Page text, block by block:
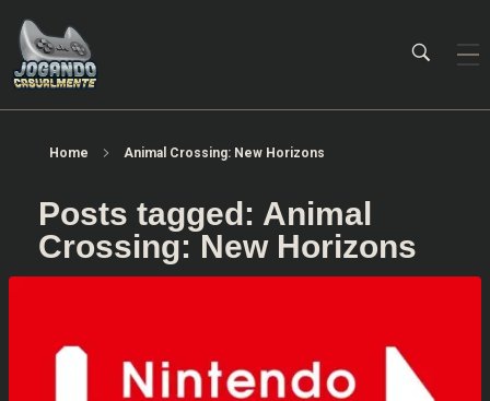
Home Animal Crossing: New Horizons
Posts tagged: Animal
Crossing: New Horizons